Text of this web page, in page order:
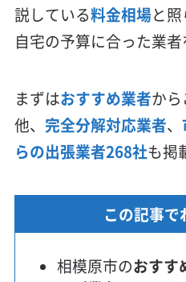
説している料金相場と
自宅の予算に合った業者
まずはおすすめ業者か
他、 完全分解対応業者、
らの出張業者268社も掲
この記事で
相模原市のおすす